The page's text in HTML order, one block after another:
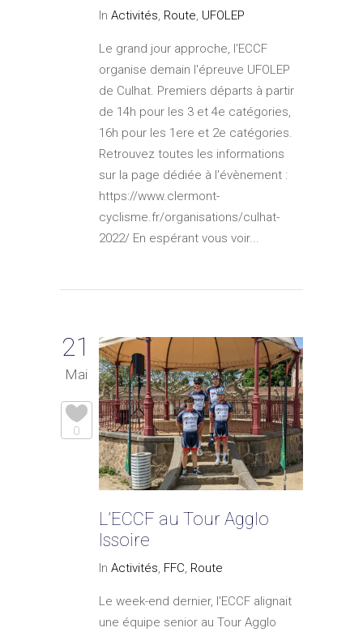
In Activités, Route, UFOLEP
Le grand jour approche, l'ECCF
organise demain l'épreuve UFOLEP
de Culhat. Premiers départs à partir
de 14h pour les 3 et 4e catégories,
16h pour les 1ere et 2e catégories.
Retrouvez toutes les informations
sur la page dédiée à l'évènement :
https://www.clermont-
cyclisme.fr/organisations/culhat-
2022/ En espérant vous voir...
21
Mai
0
L’ECCF au Tour Agglo
Issoire
In Activités, FFC, Route
Le week-end dernier, l'ECCF alignait
une équipe senior au Tour Agglo